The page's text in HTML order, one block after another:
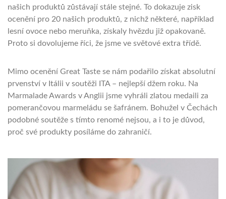
našich produktů zůstávají stále stejné. To dokazuje zisk
ocenění pro 20 našich produktů, z nichž některé, například
lesní ovoce nebo meruňka, získaly hvězdu již opakovaně.
Proto si dovolujeme říci, že jsme ve světové extra třídě.
Mimo ocenění Great Taste se nám podařilo získat absolutní
prvenství v Itálii v soutěži ITA – nejlepší džem roku. Na
Marmalade Awards v Anglii jsme vyhráli zlatou medaili za
pomerančovou marmeládu se šafránem. Bohužel v Čechách
podobné soutěže s tímto renomé nejsou, a i to je důvod,
proč své produkty posíláme do zahraničí.